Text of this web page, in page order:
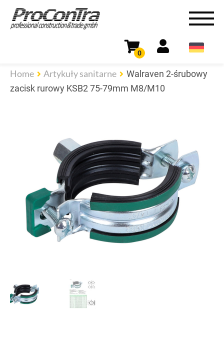
0
Home Artykuły sanitarne
Walraven 2-śrubowy
zacisk rurowy KSB2 75-79mm M8/M10